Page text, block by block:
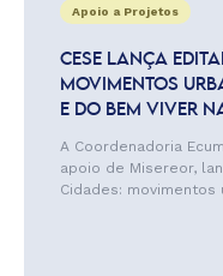
Apoio a Projetos
CESE LANÇA
MOVIMENTOS
E DO BEM VIVER
A Coordenadoria
apoio de Misereor,
Cidades: movimentos